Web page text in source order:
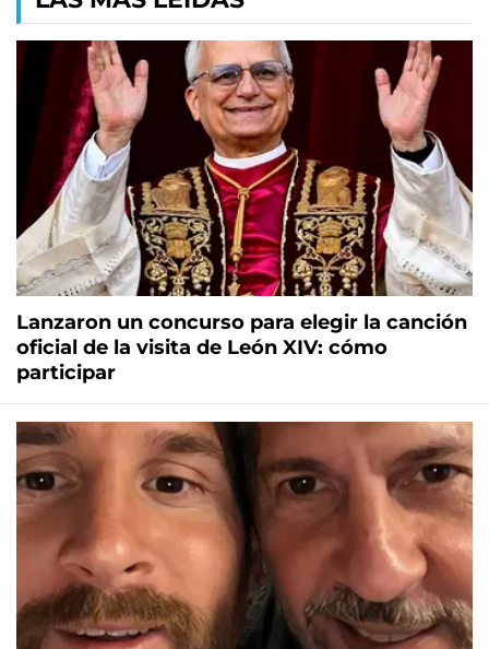
Lanzaron un concurso para elegir la canción
oficial de la visita de León XIV: cómo
participar